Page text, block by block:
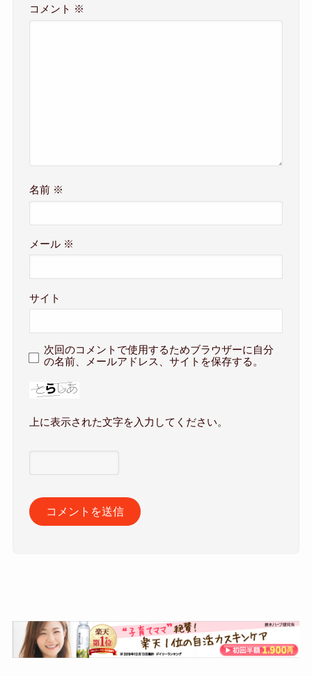
コメント ※
名前 ※
メール ※
サイト
次回のコメントで使用するためブラウザーに自分
の名前、メールアドレス、サイトを保存する。
上に表示された文字を入力してください。